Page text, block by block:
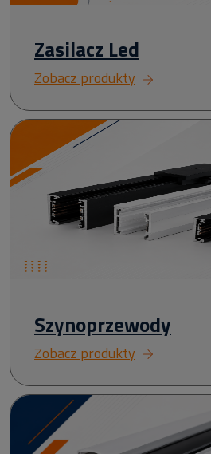
Zasilacz Led
Zobacz produkty
Szynoprzewody
Zobacz produkty